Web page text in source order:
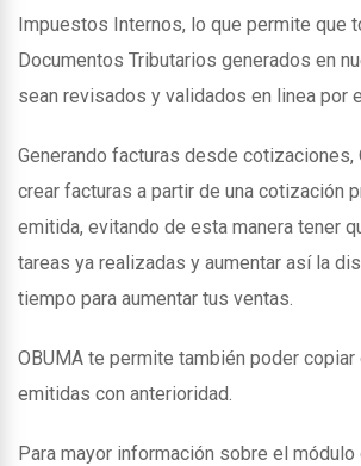
Impuestos Internos, lo que permite que
Documentos Tributarios generados en
sean revisados y validados en linea por
Generando facturas desde cotizaciones,
crear facturas a partir de una cotización
emitida, evitando de esta manera tener
tareas ya realizadas y aumentar así la
tiempo para aumentar tus ventas.
OBUMA te permite también poder
emitidas con anterioridad.
Para mayor información sobre el módulo